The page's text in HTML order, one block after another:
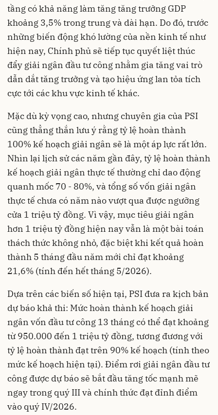
tầng có khả năng làm tăng tăng trưởng GDP
khoảng 3,5% trong trung và dài hạn. Do đó, trước
những biến động khó lường của nền kinh tế như
hiện nay, Chính phủ sẽ tiếp tục quyết liệt thúc
đẩy giải ngân đầu tư công nhằm gia tăng vai trò
dẫn dắt tăng trưởng và tạo hiệu ứng lan tỏa tích
cực tới các khu vực kinh tế khác.
Mặc dù kỳ vọng cao, nhưng chuyên gia của PSI
cũng thẳng thắn lưu ý rằng tỷ lệ hoàn thành
100% kế hoạch giải ngân sẽ là một áp lực rấtlớn.
Nhìn lại lịch sử các năm gần đây, tỷ lệ hoàn thành
kế hoạch giải ngân thực tế thường chỉ dao động
quanh mốc 70 - 80%, và tổng số vốn giải ngân
thực tế chưa có năm nào vượt qua được ngưỡng
cửa 1 triệu tỷ đồng. Vì vậy, mục tiêu giải ngân
hơn 1 triệu tỷ đồng hiện nay vẫn là một bài toán
thách thức không nhỏ, đặc biệt khi kết quả hoàn
thành 5 tháng đầu năm mới chỉ đạt khoảng
21,6% (tính đến hết tháng 5/2026).
Dựa trên các biến số hiện tại, PSI đưa ra kịch bản
dự báo khả thi: Mức hoàn thành kế hoạch giải
ngân vốn đầu tư công 13 tháng có thể đạt khoảng
từ 950.000 đến 1 triệu tỷ đồng, tương đương với
tỷ lệ hoàn thành đạt trên 90% kế hoạch (tính theo
mức kế hoạch hiện tại). Điểm rơi giải ngân đầu tư
công được dự báo sẽ bắt đầu tăng tốc mạnh mẽ
ngay trong quý III và chính thức đạt đỉnh điểm
vào quý IV/2026.